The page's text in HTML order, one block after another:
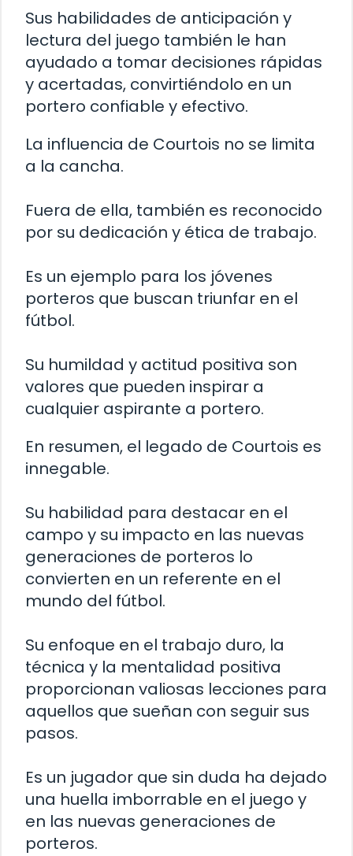
Sus habilidades de anticipación y
lectura del juego también le han
ayudado a tomar decisiones rápidas
y acertadas, convirtiéndolo en un
portero confiable y efectivo.
La influencia de Courtois no se limita
a la cancha.
Fuera de ella, también es reconocido
por su dedicación y ética de trabajo.
Es un ejemplo para los jóvenes
porteros que buscan triunfar en el
fútbol.
Su humildad y actitud positiva son
valores que pueden inspirar a
cualquier aspirante a portero.
En resumen, el legado de Courtois es
innegable.
Su habilidad para destacar en el
campo y su impacto en las nuevas
generaciones de porteros lo
convierten en un referente en el
mundo del fútbol.
Su enfoque en el trabajo duro, la
técnica y la mentalidad positiva
proporcionan valiosas lecciones para
aquellos que sueñan con seguir sus
pasos.
Es un jugador que sin duda ha dejado
una huella imborrable en el juego y
en las nuevas generaciones de
porteros.